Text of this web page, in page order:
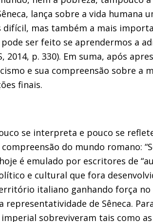
lança sobre a vida humana
mas também a mais
ser feito se aprendermos a
2014, p. 330). Em suma, após
e sua compreensão sobre a
finais.
se interpreta e pouco se
do mundo romano:
é emulado por escritores de
e cultural que fora
italiano ganhando força
de Sêneca.
sobreviveram tais como